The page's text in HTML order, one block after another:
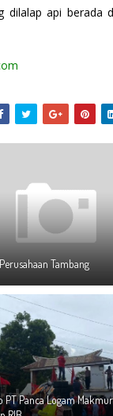
dilalap api berada
Tambang
PT Panca Logam